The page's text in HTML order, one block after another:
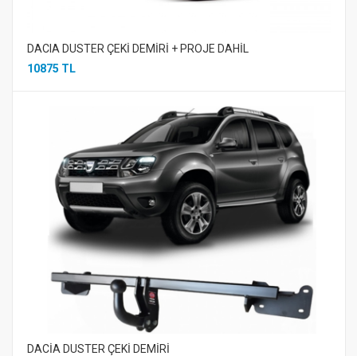
DACIA DUSTER ÇEKİ DEMİRİ + PROJE DAHİL
10875 TL
DACİA DUSTER ÇEKİ DEMİRİ